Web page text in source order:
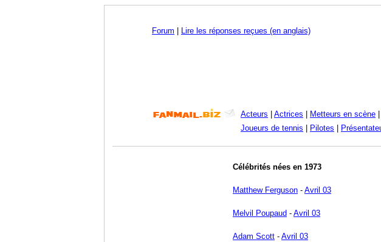
Forum Lire les réponses reçues (en anglais)
Acteurs Actrices Metteurs en scène
Joueurs de tennis
Pilotes
Célébrités nées en 1973
Matthew Ferguson - Avril 03
Melvil Poupaud - Avril 03
Adam Scott - Avril 03